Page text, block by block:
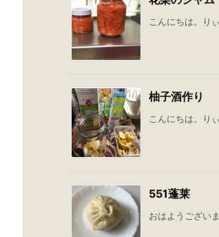
こんにちは。り
柚子酒作り
こんにちは。り
551蓬莱
おはようござい